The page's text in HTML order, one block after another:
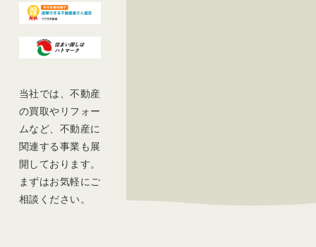
当社では、不動産
の買取やリフォー
ムなど、不動産に
関連する事業も展
開しております。
まずはお気軽にご
相談ください。